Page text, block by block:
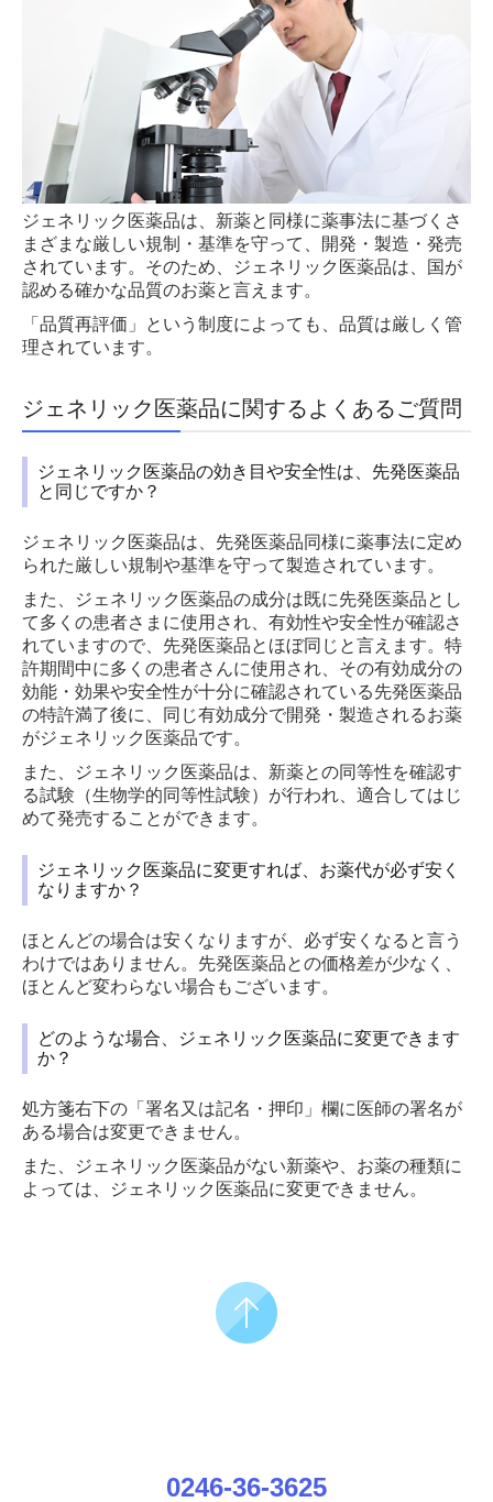
ジェネリック医薬品は、新薬と同様に薬事法に基づくさ
まざまな厳しい規制・基準を守って、開発・製造・発売
されています。そのため、ジェネリック医薬品は、国が
認める確かな品質のお薬と言えます。
「品質再評価」という制度によっても、品質は厳しく管
理されています。
ジェネリック医薬品に関するよくあるご質問
ジェネリック医薬品の効き目や安全性は、先発医薬品
と同じですか？
ジェネリック医薬品は、先発医薬品同様に薬事法に定め
られた厳しい規制や基準を守って製造されています。
また、ジェネリック医薬品の成分は既に先発医薬品とし
て多くの患者さまに使用され、有効性や安全性が確認さ
れていますので、先発医薬品とほぼ同じと言えます。特
許期間中に多くの患者さんに使用され、その有効成分の
効能・効果や安全性が十分に確認されている先発医薬品
の特許満了後に、同じ有効成分で開発・製造されるお薬
がジェネリック医薬品です。
また、ジェネリック医薬品は、新薬との同等性を確認す
る試験（生物学的同等性試験）が行われ、適合してはじ
めて発売することができます。
ジェネリック医薬品に変更すれば、お薬代が必ず安く
なりますか？
ほとんどの場合は安くなりますが、必ず安くなると言う
わけではありません。先発医薬品との価格差が少なく、
ほとんど変わらない場合もございます。
どのような場合、ジェネリック医薬品に変更できます
か？
処方箋右下の「署名又は記名・押印」欄に医師の署名が
ある場合は変更できません。
また、ジェネリック医薬品がない新薬や、お薬の種類に
よっては、ジェネリック医薬品に変更できません。
0246-36-3625